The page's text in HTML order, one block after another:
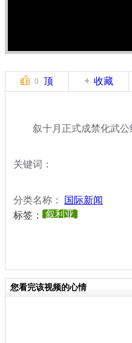
0 顶 收藏
叙十月正式成禁化武公
关键词：
分类名称：
国际新闻
标签：
叙利亚
您看完该视频的心情